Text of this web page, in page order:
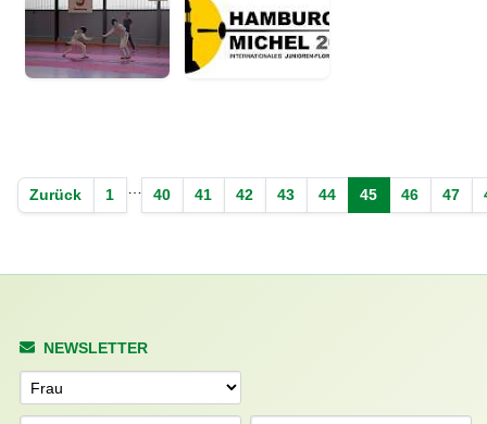
Zurück 1 40 41 42 43 44 45 46 47
NEWSLETTER
Anrede